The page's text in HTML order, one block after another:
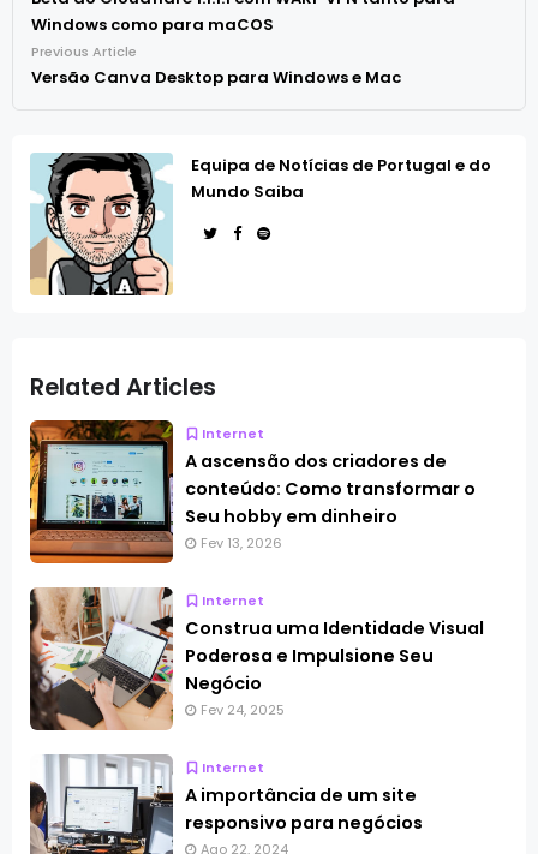
Windows como para maCOS
Previous Article
Versão Canva Desktop para Windows e Mac
Equipa de Notícias de Portugal e do
Mundo Saiba
Related Articles
Internet
A ascensão dos criadores de
conteúdo: Como transformar o
Seu hobby em dinheiro
Fev 13, 2026
Internet
Construa uma Identidade Visual
Poderosa e Impulsione Seu
Negócio
Fev 24, 2025
Internet
A importância de um site
responsivo para negócios
Ago 22, 2024